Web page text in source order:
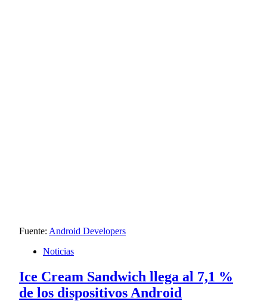
Fuente: Android Developers
Noticias
Ice Cream Sandwich llega al 7,1 %
de los dispositivos Android